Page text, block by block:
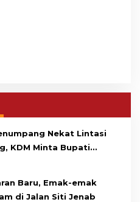
Nekat Lintasi
KDM Minta Bupati
Baru, Emak-emak
di Jalan Siti Jenab